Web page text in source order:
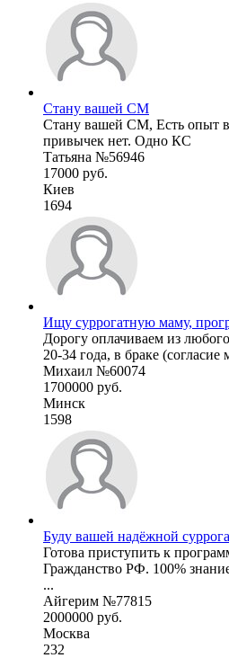
Стану вашей СМ
Стану вашей СМ, Есть опыт
привычек нет. Одно КС
Татьяна №56946
17000 руб.
Киев
1694
Ищу суррогатную маму,
Дорогу оплачиваем из
20-34 года, в браке
Михаил №60074
1700000 руб.
Минск
1598
Буду вашей надёжной
Готова приступить к
Гражданство РФ. 100%
...
Айгерим №77815
2000000 руб.
Москва
232